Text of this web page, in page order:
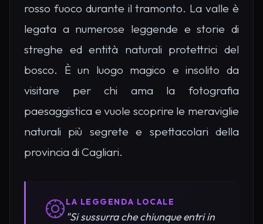
rosso fuoco durante il tramonto. La valle è
legata a numerose leggende e storie di
streghe ed entità naturali protettrici del
bosco. È un luogo magico e insolito da
visitare per chi ama la fotografia
paesaggistica e vuole scoprire le meraviglie
naturali più segrete e spettacolari della
provincia di Cagliari.
LA LEGGENDA LOCALE
"Si sussurra che chiunque entri in